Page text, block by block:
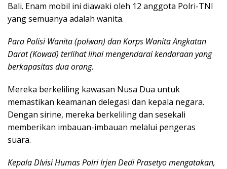
Bali. Enam mobil ini diawaki oleh 12 anggota Polri-TNI
yang semuanya adalah wanita.
Para Polisi Wanita (polwan) dan Korps Wanita Angkatan
Darat (Kowad) terlihat lihai mengendarai kendaraan yang
berkapasitas dua orang.
Mereka berkeliling kawasan Nusa Dua untuk
memastikan keamanan delegasi dan kepala negara.
Dengan sirine, mereka berkeliling dan sesekali
memberikan imbauan-imbauan melalui pengeras
suara.
Kepala DIvisi Humas Polri Irjen Dedi Prasetyo mengatakan,